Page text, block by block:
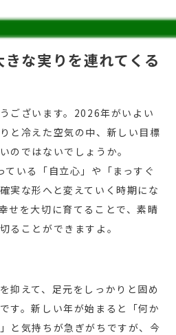
な実りを連れてくる
ございます。2026年がいよい
と冷えた空気の中、新しい目標
のではないでしょうか。
いる「自立心」や「まっすぐ
実な形へと変えていく時期にな
せを大切に育てることで、素晴
ることができますよ。
抑えて、足元をしっかりと固め
す。新しい年が始まると「何か
と気持ちが急ぎがちですが、今